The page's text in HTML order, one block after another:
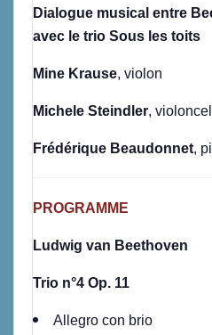
Dialogue musical entre
avec le trio Sous les toits
Mine Krause, violon
Michele Steindler,
Frédérique Beaudonnet,
PROGRAMME
Ludwig van Beethoven
Trio n°4 Op. 11
Allegro con brio